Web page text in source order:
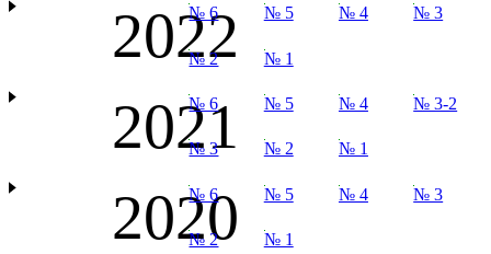
2022
№ 6 № 5 № 4 № 3
№ 2 № 1
2021
№ 6 № 5 № 4 № 3-2
№ 3 № 2 № 1
2020
№ 6 № 5 № 4 № 3
№ 2 № 1